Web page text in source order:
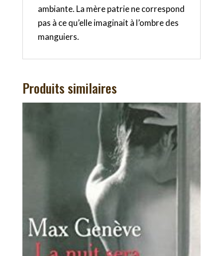
ambiante. La mère patrie ne correspond
pas à ce qu’elle imaginait à l’ombre des
manguiers.
Produits similaires